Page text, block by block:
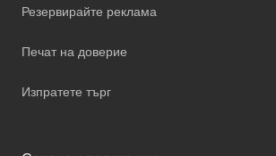
Резервирайте реклама
Печат на доверие
Изпратете търг